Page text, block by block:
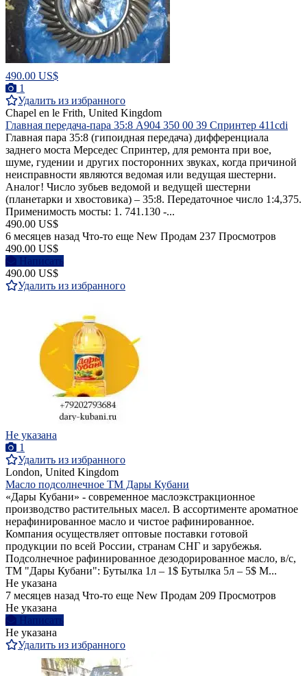
490.00 US$
1
Удалить из избранного
Chapel en le Frith, United Kingdom
Главная передача-пара 35:8 A904 350 00 39 Спринтер 411cdi
Главная пара 35:8 (гипоидная передача) дифференциала
заднего моста Mерседес Спринтер, для ремонта при вое,
шуме, гудении и других посторонних звуках, когда причиной
неисправности являются ведомая или ведущая шестерни.
Аналог! Число зубьев ведомой и ведущей шестерни
(планетарки и хвостовика) – 35:8. Передаточное число 1:4,375.
Применимость мосты: 1. 741.130 -...
490.00 US$
6 месяцев назад Что-то еще New Продам 237 Просмотров
490.00 US$
Написать
490.00 US$
Удалить из избранного
Не указана
1
Удалить из избранного
London, United Kingdom
Масло подсолнечное ТМ Дары Кубани
«Дары Кубани» - современное маслоэкстракционное
производство растительных масел. В ассортименте ароматное
нерафинированное масло и чистое рафинированное.
Компания осуществляет оптовые поставки готовой
продукции по всей России, странам СНГ и зарубежья.
Подсолнечное рафинированное дезодорированное масло, в/с,
ТМ "Дары Кубани": Бутылка 1л – 1$ Бутылка 5л – 5$ М...
Не указана
7 месяцев назад Что-то еще New Продам 209 Просмотров
Не указана
Написать
Не указана
Удалить из избранного